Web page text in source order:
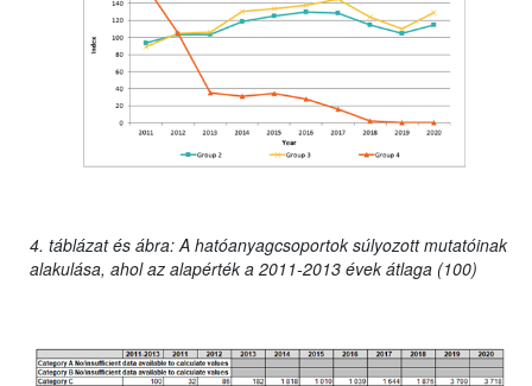
4. táblázat és ábra: A hatóanyagcsoportok súlyozott mutatóinak
alakulása, ahol az alapérték a 2011-2013 évek átlaga (100)